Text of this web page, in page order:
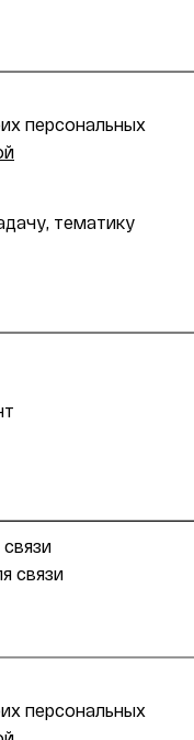
персональных
тематику
связи
персональных